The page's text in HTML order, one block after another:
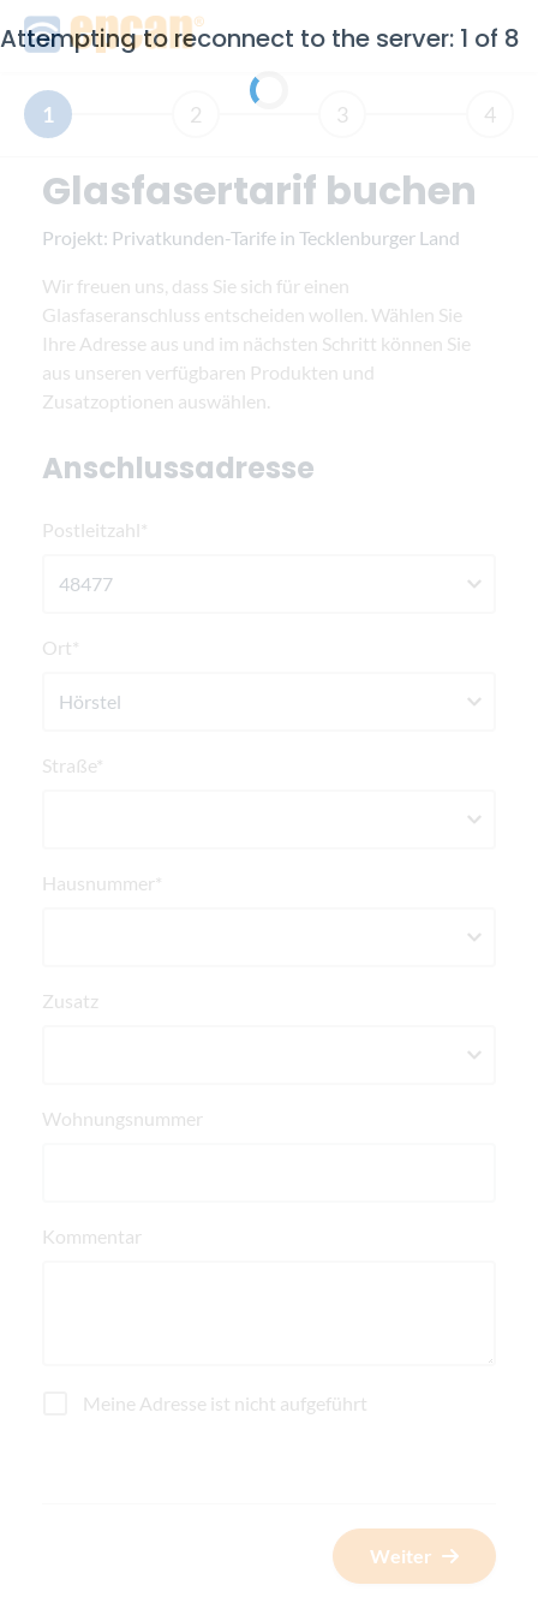
1 2 3 4
Glasfasertarif buchen
Projekt: Privatkunden-Tarife in Tecklenburger Land
Wir freuen uns, dass Sie sich für einen
Glasfaseranschluss entscheiden wollen. Wählen Sie
Ihre Adresse aus und im nächsten Schritt können Sie
aus unseren verfügbaren Produkten und
Zusatzoptionen auswählen.
Anschlussadresse
Postleitzahl*
Ort*
Straße*
Hausnummer*
Zusatz
Wohnungsnummer
Kommentar
Meine Adresse ist nicht aufgeführt
Weiter
Attempting to reconnect to the server: 1 of 8